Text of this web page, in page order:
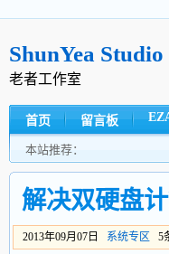
ShunYea Studio
老者工作室
首页 留言板
本站推荐：
解决双硬盘
2013年09月07日 系统专区 5